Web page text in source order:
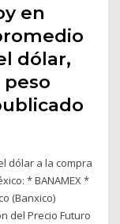
en
dólar,
dólar a la compra
* BANAMEX *
(Banxico)
del Precio Futuro